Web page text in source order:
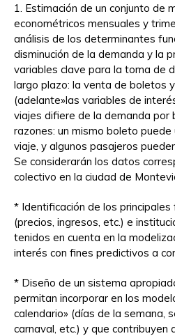
1. Estimación de un conjunto de
econométricos mensuales y
análisis de los determinantes
disminución de la demanda y la
variables clave para la toma de
largo plazo: la venta de boletos
(adelante»las variables de
viajes difiere de la demanda por
razones: un mismo boleto
viaje, y algunos pasajeros
Se considerarán los datos
colectivo en la ciudad de
* Identificación de los
(precios, ingresos, etc.) e
tenidos en cuenta en la
interés con fines predictivos a
* Diseño de un sistema
permitan incorporar en los
calendario» (días de la semana,
carnaval, etc.) y que contribuyen